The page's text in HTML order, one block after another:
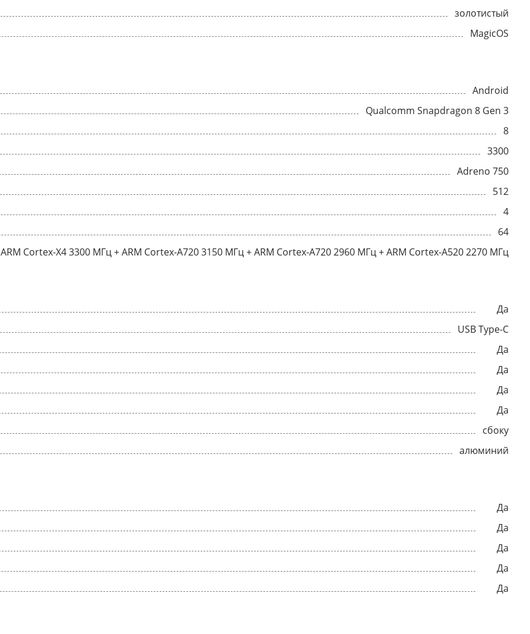
золотистый
MagicOS
Android
Qualcomm Snapdragon 8 Gen 3
8
3300
Adreno 750
512
4
64
ARM Cortex-X4 3300 МГц + ARM Cortex-A720 3150 МГц + ARM Cortex-A720 2960 МГц + ARM Cortex-A520 2270 МГц
Да
USB Type-C
Да
Да
Да
Да
сбоку
алюминий
Да
Да
Да
Да
Да